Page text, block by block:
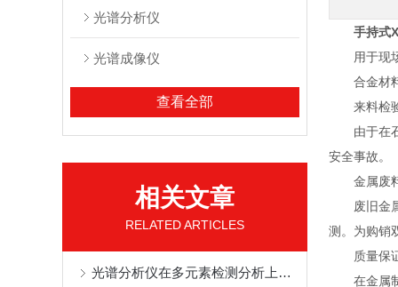
光谱分析仪
光谱成像仪
查看全部
相关文章
RELATED ARTICLES
光谱分析仪在多元素检测分析上的高效应用
手持式
用于现场
合金材料
来料检验;
由于在石
安全事故。
金属废
废旧金属
测。为购销
质量保证
在金属制